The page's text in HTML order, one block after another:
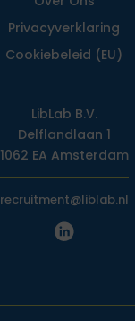
Privacy­verklaring
Cookiebeleid (EU)
LibLab B.V.
Delflandlaan 1
1062 EA Amsterdam
recruitment@liblab.nl